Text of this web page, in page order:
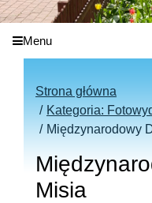
Menu
Strona główna
Kategoria:
Międzynarodowy
Misia